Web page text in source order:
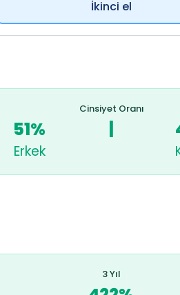
İkinci el
Cinsiyet Oranı
51%
Erkek
3 Yıl